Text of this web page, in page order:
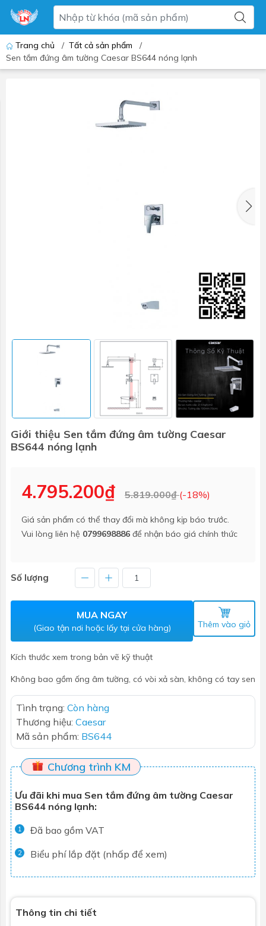
Trang chủ / Tất cả sản phẩm
/
Sen tắm đứng âm tường Caesar BS644 nóng lạnh
Giới thiệu Sen tắm đứng âm tường Caesar
BS644 nóng lạnh
4.795.200₫ 5.819.000₫(-18%)
Giá sản phẩm có thể thay đổi mà không kịp báo trước.
Vui lòng liên hệ 0799698886 để nhận báo giá chính thức
Số lượng
MUA NGAY
(Giao tận nơi hoặc lấy tại cửa hàng) Thêm vào giỏ
Kích thước xem trong bản vẽ kỹ thuật
Không bao gồm ống âm tường, có vòi xả sàn, không có tay sen
Tình trạng: Còn hàng
Thương hiệu: Caesar
Mã sản phẩm: BS644
Chương trình KM
Ưu đãi khi mua Sen tắm đứng âm tường Caesar
BS644 nóng lạnh:
1 Đã bao gồm VAT
2 Biểu phí lắp đặt (nhấp để xem)
Thông tin chi tiết